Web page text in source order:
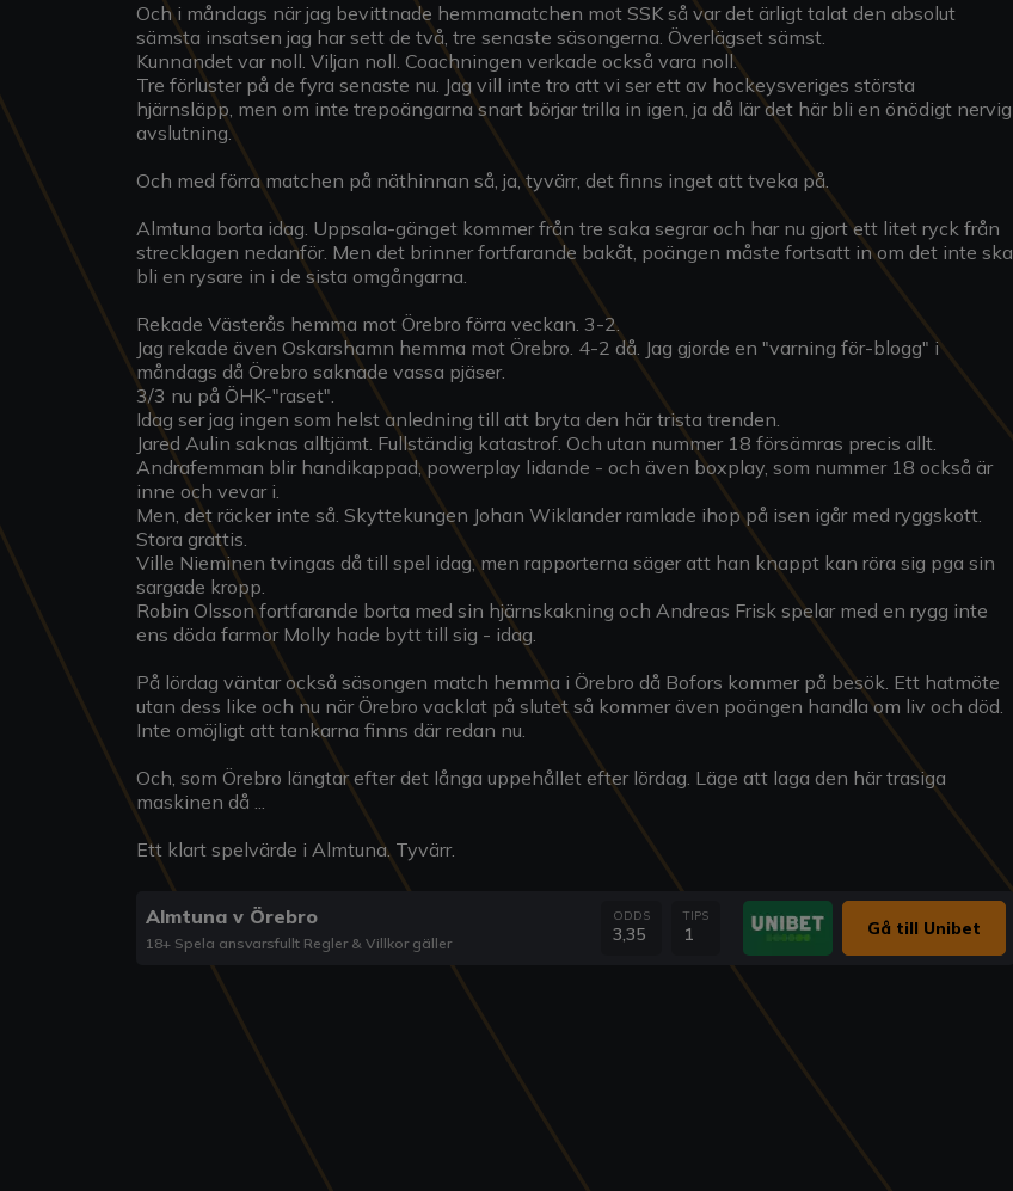
Och i måndags när jag bevittnade hemmamatchen mot SSK så var det ärligt talat den absolut
sämsta insatsen jag har sett de två, tre senaste säsongerna. Överlägset sämst.
Kunnandet var noll. Viljan noll. Coachningen verkade också vara noll.
Tre förluster på de fyra senaste nu. Jag vill inte tro att vi ser ett av hockeysveriges största
hjärnsläpp, men om inte trepoängarna snart börjar trilla in igen, ja då lär det här bli en önödigt nervig
avslutning.
Och med förra matchen på näthinnan så, ja, tyvärr, det finns inget att tveka på.
Almtuna borta idag. Uppsala-gänget kommer från tre saka segrar och har nu gjort ett litet ryck från
strecklagen nedanför. Men det brinner fortfarande bakåt, poängen måste fortsatt in om det inte ska
bli en rysare in i de sista omgångarna.
Rekade Västerås hemma mot Örebro förra veckan. 3-2.
Jag rekade även Oskarshamn hemma mot Örebro. 4-2 då. Jag gjorde en "varning för-blogg" i
måndags då Örebro saknade vassa pjäser.
3/3 nu på ÖHK-"raset".
Idag ser jag ingen som helst anledning till att bryta den här trista trenden.
Jared Aulin saknas alltjämt. Fullständig katastrof. Och utan nummer 18 försämras precis allt.
Andrafemman blir handikappad, powerplay lidande - och även boxplay, som nummer 18 också är
inne och vevar i.
Men, det räcker inte så. Skyttekungen Johan Wiklander ramlade ihop på isen igår med ryggskott.
Stora grattis.
Ville Nieminen tvingas då till spel idag, men rapporterna säger att han knappt kan röra sig pga sin
sargade kropp.
Robin Olsson fortfarande borta med sin hjärnskakning och Andreas Frisk spelar med en rygg inte
ens döda farmor Molly hade bytt till sig - idag.
På lördag väntar också säsongen match hemma i Örebro då Bofors kommer på besök. Ett hatmöte
utan dess like och nu när Örebro vacklat på slutet så kommer även poängen handla om liv och död.
Inte omöjligt att tankarna finns där redan nu.
Och, som Örebro längtar efter det långa uppehållet efter lördag. Läge att laga den här trasiga
maskinen då ...
Ett klart spelvärde i Almtuna. Tyvärr.
Almtuna v Örebro
18+ Spela ansvarsfullt Regler & Villkor gäller
ODDS
3,35
TIPS
1 Gå till Unibet